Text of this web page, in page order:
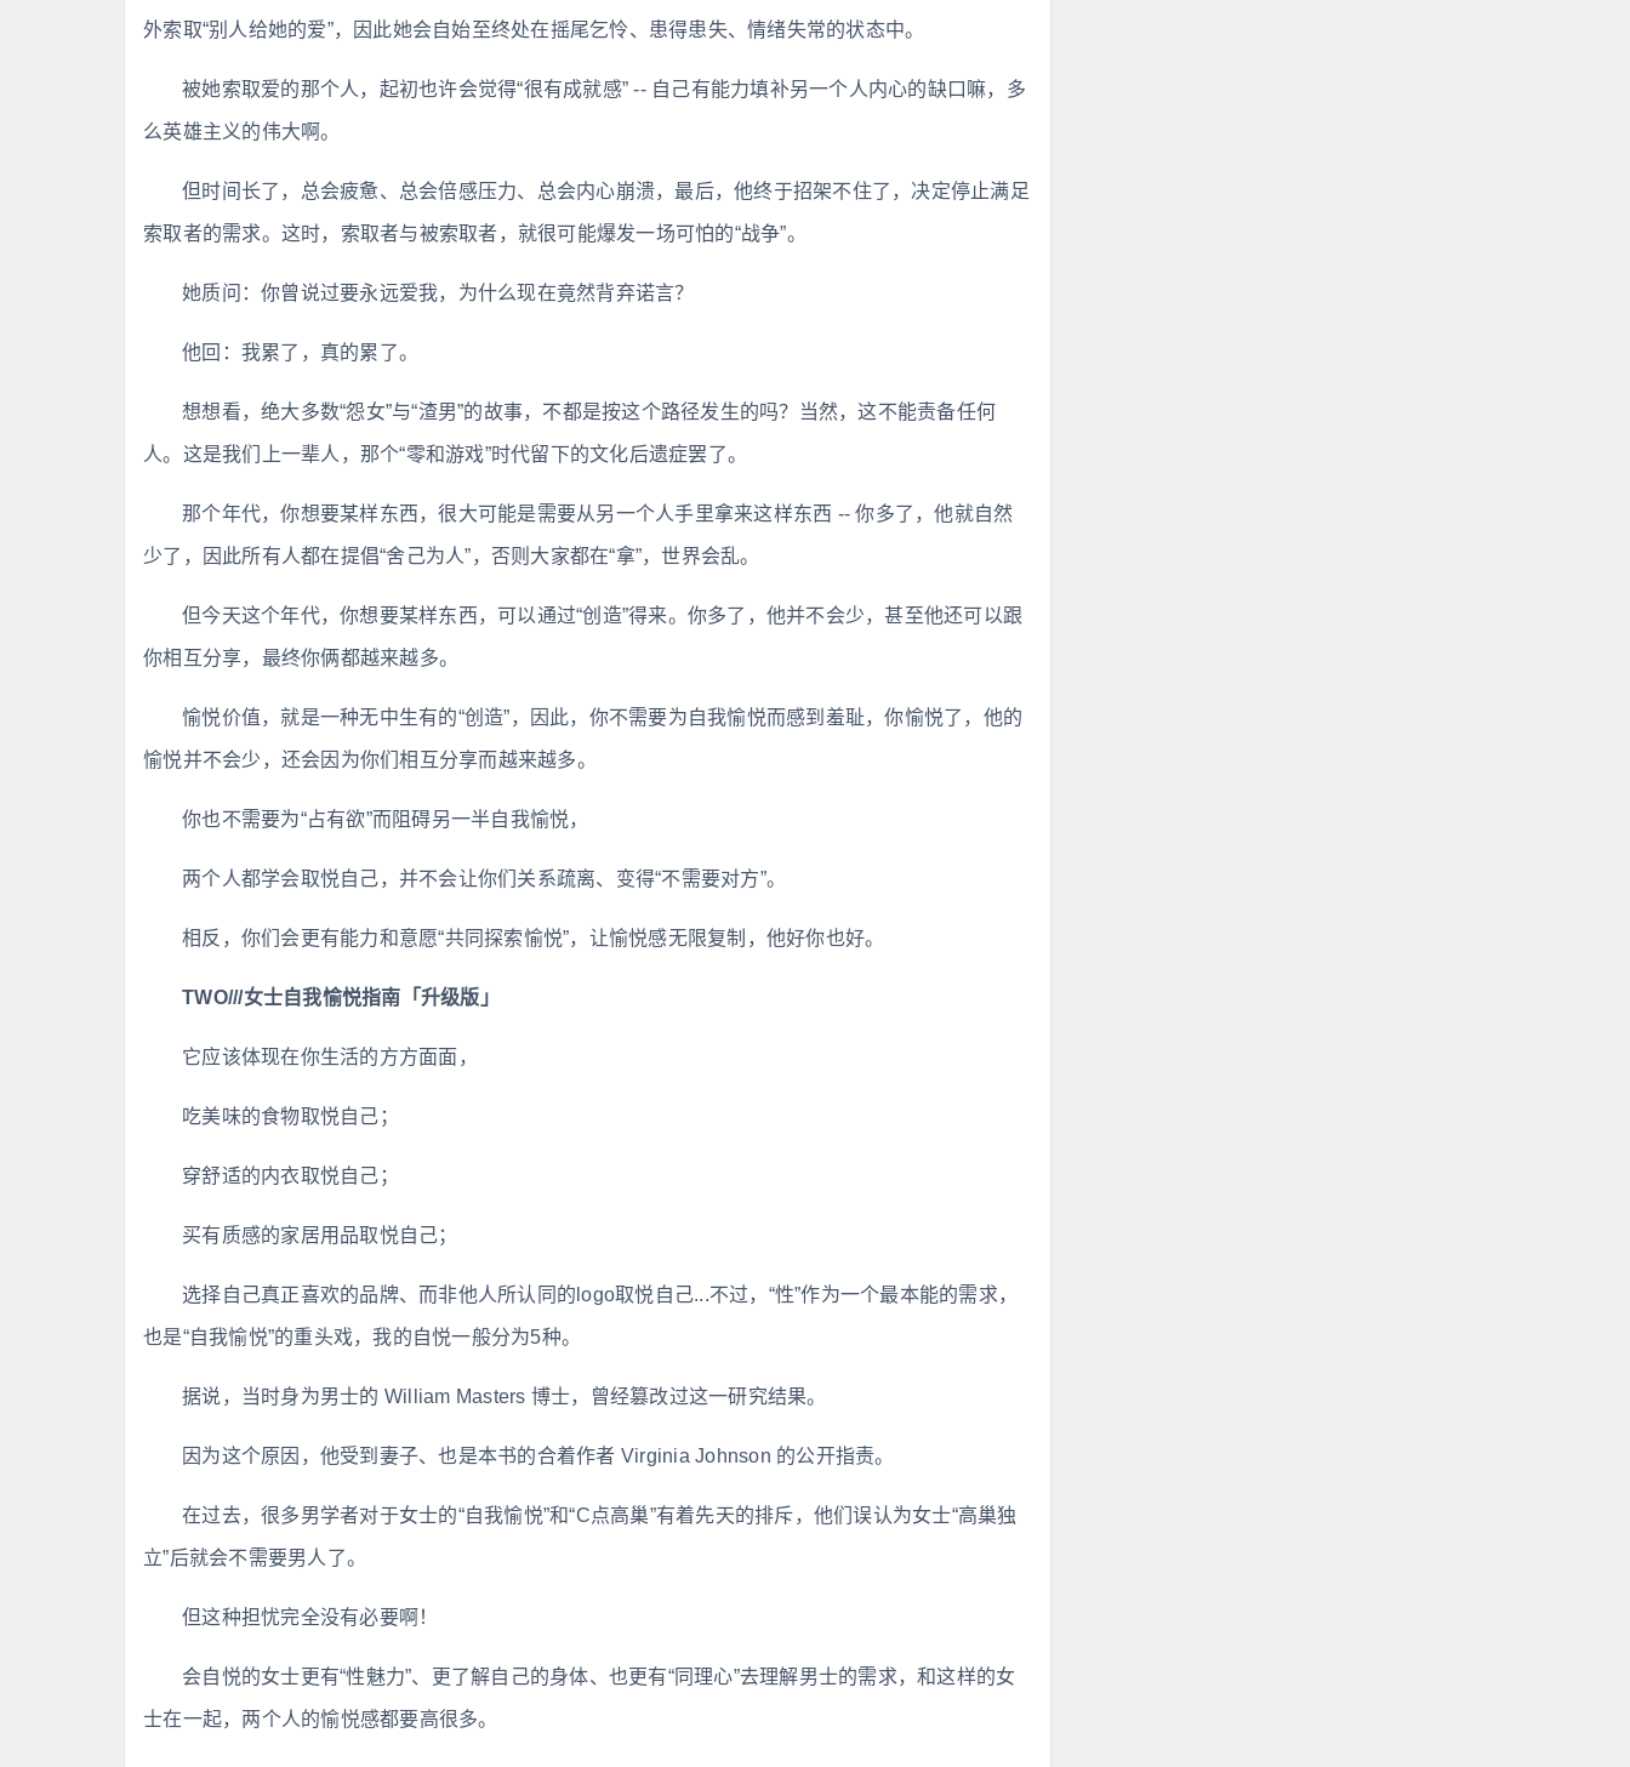
外索取“别人给她的爱”，因此她会自始至终处在摇尾乞怜、患得患失、情绪失常的状态中。
被她索取爱的那个人，起初也许会觉得“很有成就感” -- 自己有能力填补另一个人内心的缺口嘛，多
么英雄主义的伟大啊。
但时间长了，总会疲惫、总会倍感压力、总会内心崩溃，最后，他终于招架不住了，决定停止满足
索取者的需求。这时，索取者与被索取者，就很可能爆发一场可怕的“战争”。
她质问：你曾说过要永远爱我，为什么现在竟然背弃诺言？
他回：我累了，真的累了。
想想看，绝大多数“怨女”与“渣男”的故事，不都是按这个路径发生的吗？当然，这不能责备任何
人。这是我们上一辈人，那个“零和游戏”时代留下的文化后遗症罢了。
那个年代，你想要某样东西，很大可能是需要从另一个人手里拿来这样东西 -- 你多了，他就自然
少了，因此所有人都在提倡“舍己为人”，否则大家都在“拿”，世界会乱。
但今天这个年代，你想要某样东西，可以通过“创造”得来。你多了，他并不会少，甚至他还可以跟
你相互分享，最终你俩都越来越多。
愉悦价值，就是一种无中生有的“创造”，因此，你不需要为自我愉悦而感到羞耻，你愉悦了，他的
愉悦并不会少，还会因为你们相互分享而越来越多。
你也不需要为“占有欲”而阻碍另一半自我愉悦，
两个人都学会取悦自己，并不会让你们关系疏离、变得“不需要对方”。
相反，你们会更有能力和意愿“共同探索愉悦”，让愉悦感无限复制，他好你也好。
TWO///女士自我愉悦指南「升级版」
它应该体现在你生活的方方面面，
吃美味的食物取悦自己；
穿舒适的内衣取悦自己；
买有质感的家居用品取悦自己；
选择自己真正喜欢的品牌、而非他人所认同的logo取悦自己...不过，“性”作为一个最本能的需求，
也是“自我愉悦”的重头戏，我的自悦一般分为5种。
据说，当时身为男士的 William Masters 博士，曾经篡改过这一研究结果。
因为这个原因，他受到妻子、也是本书的合着作者 Virginia Johnson 的公开指责。
在过去，很多男学者对于女士的“自我愉悦”和“C点高巢”有着先天的排斥，他们误认为女士“高巢独
立”后就会不需要男人了。
但这种担忧完全没有必要啊！
会自悦的女士更有“性魅力”、更了解自己的身体、也更有“同理心”去理解男士的需求，和这样的女
士在一起，两个人的愉悦感都要高很多。